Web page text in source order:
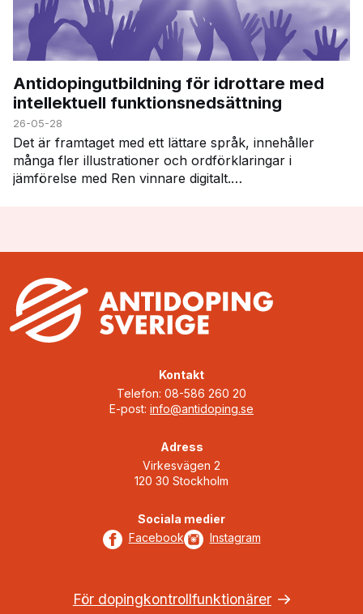
Antidopingutbildning för idrottare med
intellektuell funktionsnedsättning
26-05-28
Det är framtaget med ett lättare språk, innehåller
många fler illustrationer och ordförklaringar i
jämförelse med Ren vinnare digitalt.
Kontakt
Telefon: 08-586 260 20
E-post: info@antidoping.se
Adress
Virkesvägen 2
120 30 Stockholm
Sociala medier
Facebook
Instagram
För dopingkontrollfunktionärer